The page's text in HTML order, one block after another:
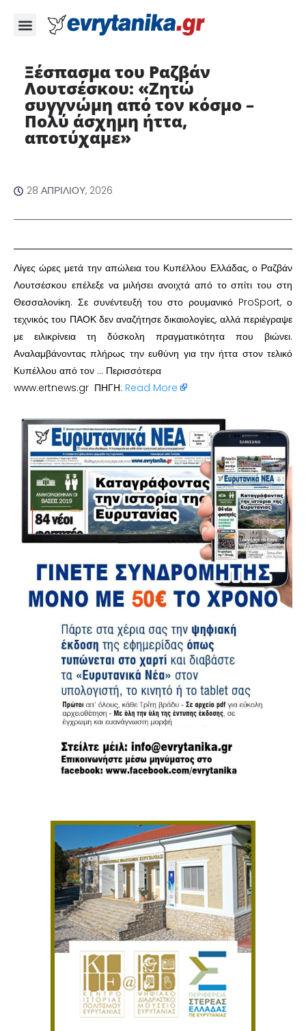
Ξέσπασμα του Ραζβάν
Λουτσέσκου: «Ζητώ
συγγνώμη από τον κόσμο –
Πολύ άσχημη ήττα,
αποτύχαμε» ​
28 ΑΠΡΙΛΊΟΥ, 2026
​Λίγες ώρες μετά την απώλεια του Κυπέλλου Ελλάδας, ο Ραζβάν
Λουτσέσκου επέλεξε να μιλήσει ανοιχτά από το σπίτι του στη
Θεσσαλονίκη. Σε συνέντευξή του στο ρουμανικό ProSport, ο
τεχνικός του ΠΑΟΚ δεν αναζήτησε δικαιολογίες, αλλά περιέγραψε
με ειλικρίνεια τη δύσκολη πραγματικότητα που βιώνει.
Αναλαμβάνοντας πλήρως την ευθύνη για την ήττα στον τελικό
Κυπέλλου από τον … Περισσότερα
www.ertnews.gr ΠΗΓΗ: Read More